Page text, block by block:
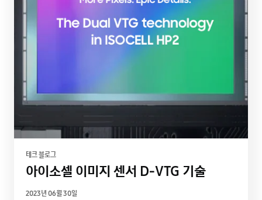
테크 블로그
아이소셀 이미지 센서 D-VTG 기술
2023년 06월 30일